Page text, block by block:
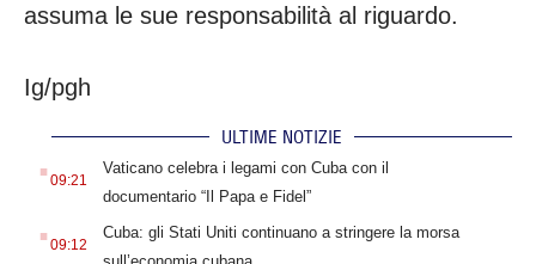
assuma le sue responsabilità al riguardo.
Ig/pgh
ULTIME NOTIZIE
. 09:21
Vaticano celebra i legami con Cuba con il
documentario “Il Papa e Fidel”
. 09:12
Cuba: gli Stati Uniti continuano a stringere la morsa